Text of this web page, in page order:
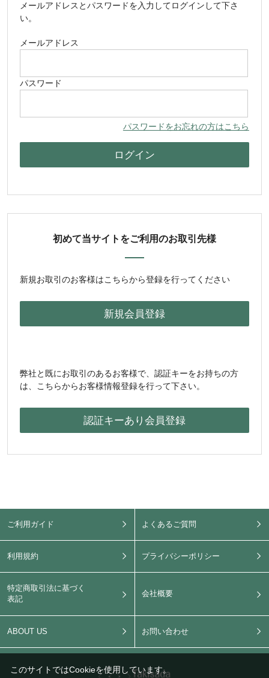
メールアドレス とパスワードを入力してログインして下さ
い。
メールアドレス
パスワード
パスワードをお忘れの方はこちら
初めて当サイトをご利用のお取引先様
新規お取引のお客様はこちらから登録を行ってください
弊社と既にお取引のあるお客様で、認証キーをお持ちの方
は、こちらからお客様情報登録を行って下さい。
ご利用ガイド よくあるご質問
利用規約 プライバシーポリシー
特定商取引法に基づく
表記
会社概要
ABOUT US お問い合わせ
このサイトではCookieを使用しています。